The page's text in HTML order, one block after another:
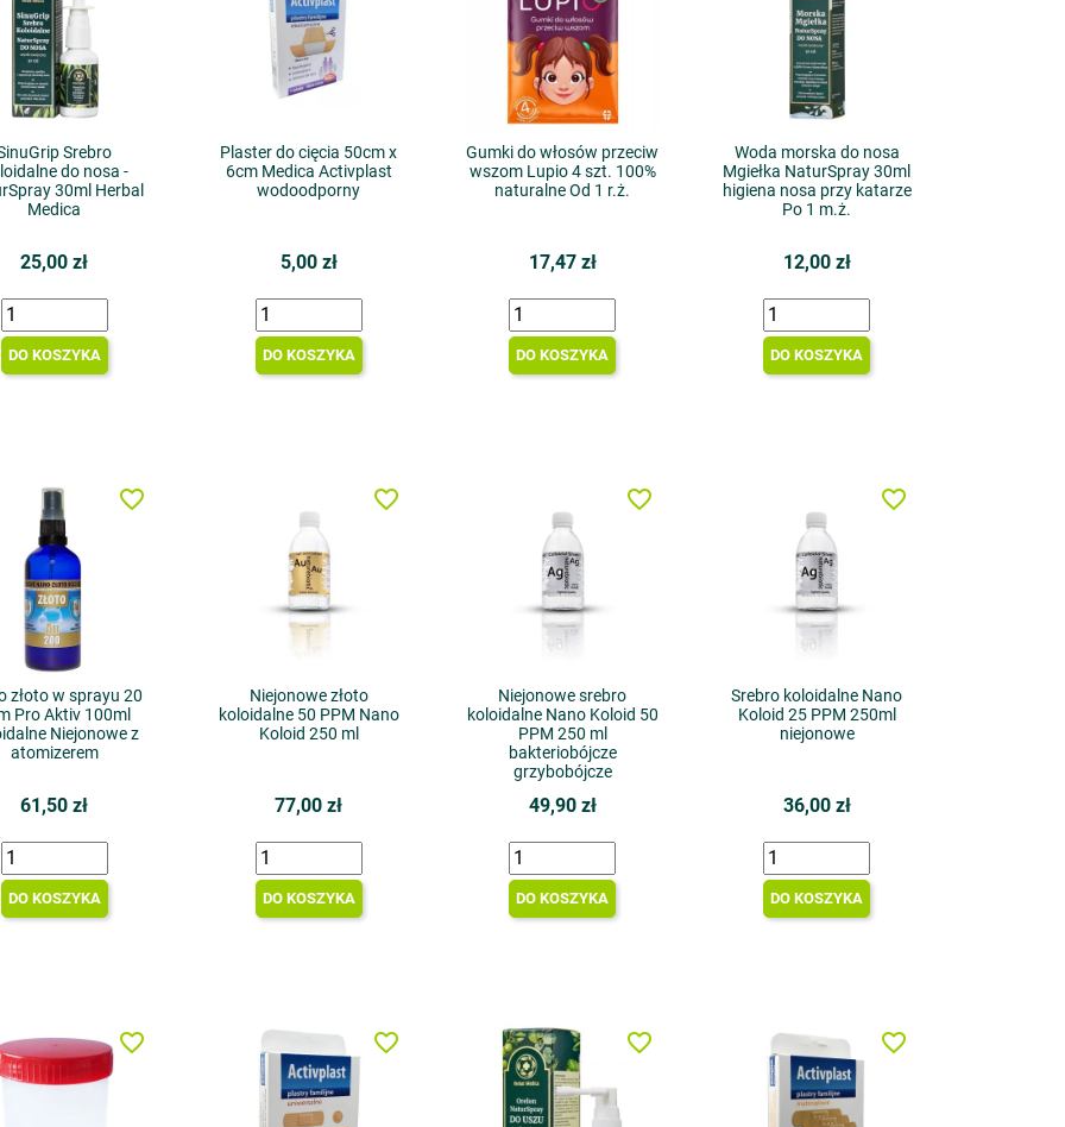
Srebro
do nosa -
30ml Herbal
Medica
25,00 zł
DO KOSZYKA
Plaster do cięcia 50cm x
6cm Medica Activplast
wodoodporny
5,00 zł
DO KOSZYKA
Gumki do włosów przeciw
wszom Lupio 4 szt. 100%
naturalne Od 1 r.ż.
17,47 zł
DO KOSZYKA
Woda morska do nosa
Mgiełka NaturSpray 30ml
higiena nosa przy katarze
Po 1 m.ż.
12,00 zł
DO KOSZYKA
złoto w sprayu 20
Pro Aktiv 100ml
Niejonowe z
atomizerem
61,50 zł
DO KOSZYKA
favorite_border
Niejonowe złoto
koloidalne 50 PPM Nano
Koloid 250 ml
77,00 zł
DO KOSZYKA
favorite_border
Niejonowe srebro
koloidalne Nano Koloid 50
PPM 250 ml
bakteriobójcze
grzybobójcze
49,90 zł
DO KOSZYKA
favorite_border
Srebro koloidalne Nano
Koloid 25 PPM 250ml
niejonowe
36,00 zł
DO KOSZYKA
favorite_border
favorite_border favorite_border favorite_border favorite_border